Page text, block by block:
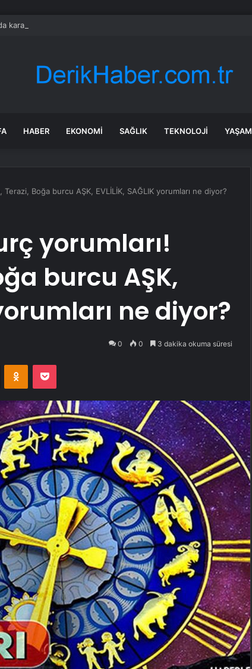
karakola intihar saldırısı; 7 ölü, 15 yaralı
HABER EKONOMI SAĞLIK TEKNOLOJI YAŞAM
Boğa burcu AŞK, EVLİLİK, SAĞLIK yorumları ne diyor?
yorumları!
burcu AŞK,
ne diyor?
0 0 3 dakika okuma süresi
Odnoklassniki
Pocket